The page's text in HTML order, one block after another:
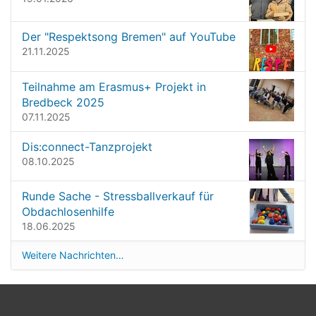
l
e
ö
ß
e
…
t
i
n
Der "Respektsong Bremen" auf YouTube
21.11.2025
Teilnahme am Erasmus+ Projekt in
Bredbeck 2025
07.11.2025
Dis:connect-Tanzprojekt
08.10.2025
Runde Sache - Stressballverkauf für
Obdachlosenhilfe
18.06.2025
Weitere Nachrichten…